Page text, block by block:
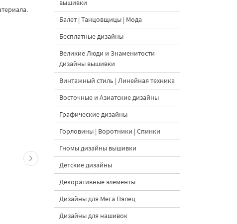
вышивки
Балет | Танцовщицы | Мода
Бесплатные дизайны
Великие Люди и Знаменитости
дизайны вышивки
Винтажный стиль | Линейная техника
Восточные и Азиатские дизайны
Графические дизайны
Горловины | Воротники | Спинки
Гномы дизайны вышивки
Детские дизайны
Декоративные элементы
Дизайны для Мега Пялец
Дизайны для нашивок